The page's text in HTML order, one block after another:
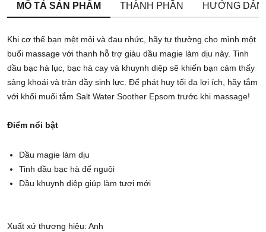
MÔ TẢ SẢN PHẨM THÀNH PHẦN HƯỚNG
Khi cơ thể bạn mệt mỏi và đau nhức, hãy tự thưởng cho mình một
buổi massage với thanh hỗ trợ giàu dầu magie làm dịu này. Tinh
dầu bạc hà lục, bạc hà cay và khuynh diệp sẽ khiến bạn cảm thấy
sảng khoái và tràn đầy sinh lực. Để phát huy tối đa lợi ích, hãy tắm
với khối muối tắm Salt Water Soother Epsom trước khi massage!
Điểm nổi bật
Dầu magie làm dịu
Tinh dầu bạc hà để nguội
Dầu khuynh diệp giúp làm tươi mới
Xuất xứ thương hiệu: Anh